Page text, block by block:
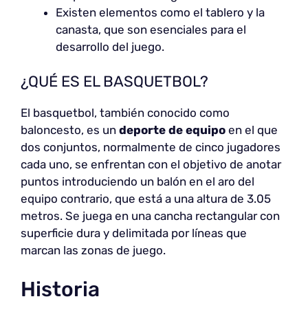
Existen elementos como el tablero y la
canasta, que son esenciales para el
desarrollo del juego.
¿QUÉ ES EL BASQUETBOL?
El basquetbol, también conocido como
baloncesto, es un deporte de equipo en el que
dos conjuntos, normalmente de cinco jugadores
cada uno, se enfrentan con el objetivo de anotar
puntos introduciendo un balón en el aro del
equipo contrario, que está a una altura de 3.05
metros. Se juega en una cancha rectangular con
superficie dura y delimitada por líneas que
marcan las zonas de juego.
Historia